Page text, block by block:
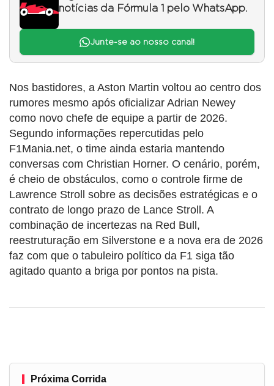
notícias da Fórmula 1 pelo WhatsApp.
Junte-se ao nosso canal!
Nos bastidores, a Aston Martin voltou ao centro dos
rumores mesmo após oficializar Adrian Newey
como novo chefe de equipe a partir de 2026.
Segundo informações repercutidas pelo
F1Mania.net, o time ainda estaria mantendo
conversas com Christian Horner. O cenário, porém,
é cheio de obstáculos, como o controle firme de
Lawrence Stroll sobre as decisões estratégicas e o
contrato de longo prazo de Lance Stroll. A
combinação de incertezas na Red Bull,
reestruturação em Silverstone e a nova era de 2026
faz com que o tabuleiro político da F1 siga tão
agitado quanto a briga por pontos na pista.
Próxima Corrida